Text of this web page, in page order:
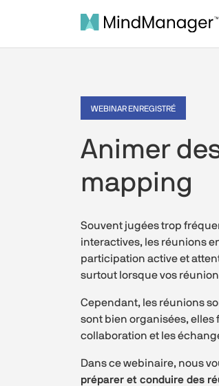
WEBINAR ENREGISTRÉ
Animer
mapping
Souvent jugées trop
interactives, les réunions
participation active et
surtout lorsque vos
Cependant, les réunions
sont bien organisées, elles
collaboration et les
Dans ce webinaire, nous
préparer et conduire des